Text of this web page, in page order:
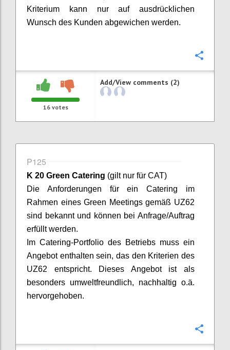
Kriterium kann nur auf ausdrücklichen
Wunsch des Kunden abgewichen werden.
16votes
Add/View comments (2)
P125
K 20 Green Catering (gilt nur für CAT)
Die Anforderungen für ein Catering im
Rahmen eines Green Meetings gemäß UZ62
sind bekannt und können bei Anfrage/Auftrag
erfüllt werden.
Im Catering-Portfolio des Betriebs muss ein
Angebot enthalten sein, das den Kriterien des
UZ62 entspricht. Dieses Angebot ist als
besonders umweltfreundlich, nachhaltig o.ä.
hervorgehoben.